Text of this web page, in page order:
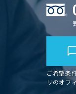
ご希望条
リのオフ